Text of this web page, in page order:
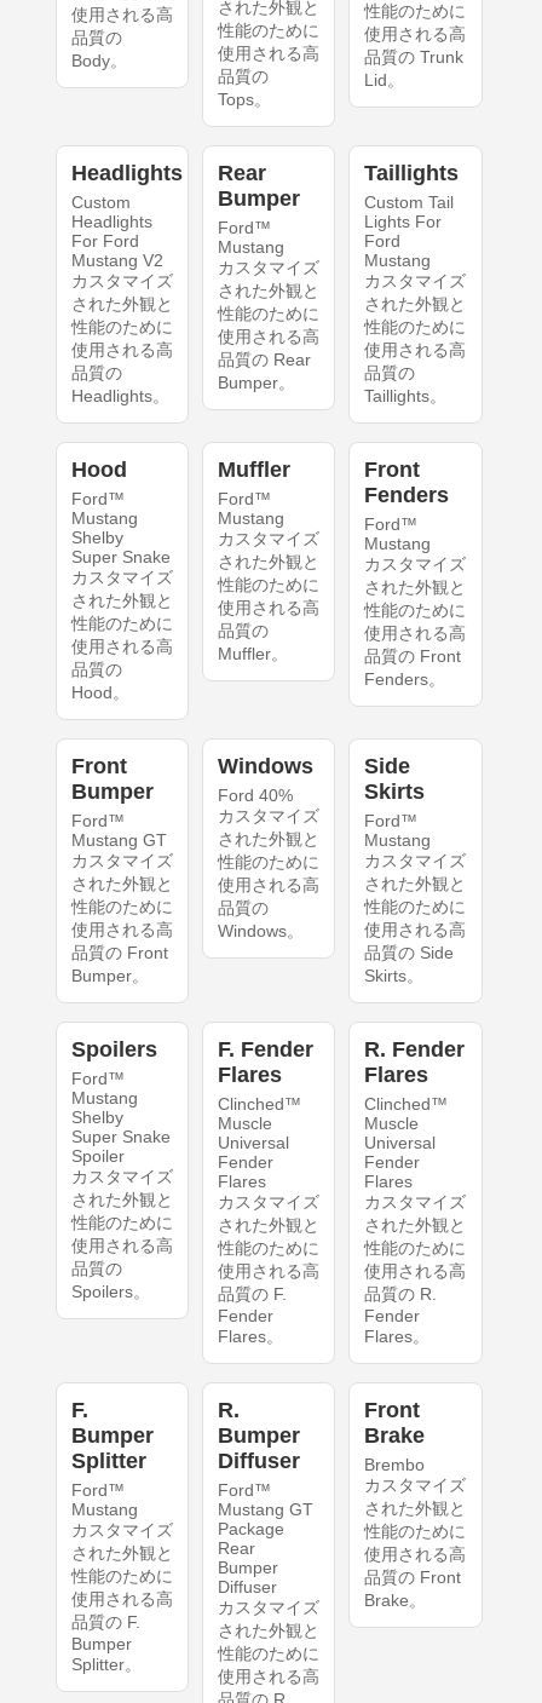
使用される高
品質の
Body。
された外観と
性能のために
使用される高
品質の
Tops。
性能のために
使用される高
品質の Trunk
Lid。
Headlights
Custom
Headlights
For Ford
Mustang V2
カスタマイズ
された外観と
性能のために
使用される高
品質の
Headlights。
Rear
Bumper
Ford™
Mustang
カスタマイズ
された外観と
性能のために
使用される高
品質の Rear
Bumper。
Taillights
Custom Tail
Lights For
Ford
Mustang
カスタマイズ
された外観と
性能のために
使用される高
品質の
Taillights。
Hood
Ford™
Mustang
Shelby
Super Snake
カスタマイズ
された外観と
性能のために
使用される高
品質の
Hood。
Muffler
Ford™
Mustang
カスタマイズ
された外観と
性能のために
使用される高
品質の
Muffler。
Front
Fenders
Ford™
Mustang
カスタマイズ
された外観と
性能のために
使用される高
品質の Front
Fenders。
Front
Bumper
Ford™
Mustang GT
カスタマイズ
された外観と
性能のために
使用される高
品質の Front
Bumper。
Windows
Ford 40%
カスタマイズ
された外観と
性能のために
使用される高
品質の
Windows。
Side
Skirts
Ford™
Mustang
カスタマイズ
された外観と
性能のために
使用される高
品質の Side
Skirts。
Spoilers
Ford™
Mustang
Shelby
Super Snake
Spoiler
カスタマイズ
された外観と
性能のために
使用される高
品質の
Spoilers。
F. Fender
Flares
Clinched™
Muscle
Universal
Fender
Flares
カスタマイズ
された外観と
性能のために
使用される高
品質の F.
Fender
Flares。
R. Fender
Flares
Clinched™
Muscle
Universal
Fender
Flares
カスタマイズ
された外観と
性能のために
使用される高
品質の R.
Fender
Flares。
F.
Bumper
Splitter
Ford™
Mustang
カスタマイズ
された外観と
性能のために
使用される高
品質の F.
Bumper
Splitter。
R.
Bumper
Diffuser
Ford™
Mustang GT
Package
Rear
Bumper
Diffuser
カスタマイズ
された外観と
性能のために
使用される高
Front
Brake
Brembo
カスタマイズ
された外観と
性能のために
使用される高
品質の Front
Brake。